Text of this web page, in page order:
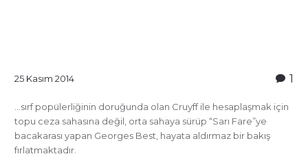
1
25 Kasım 2014
…sırf popülerliğinin doruğunda olan Cruyff ile hesaplaşmak için
topu ceza sahasına değil, orta sahaya sürüp “Sarı Fare”ye
bacakarası yapan Georges Best, hayata aldırmaz bir bakış
fırlatmaktadır.